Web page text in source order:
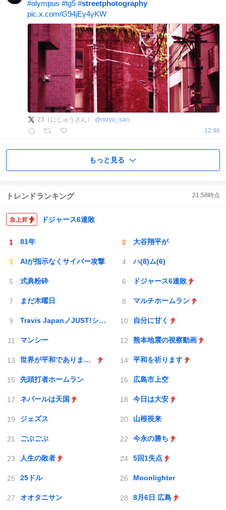
#olympus #tg5 #streetphotography
pic.x.com/G94jEy4yKW
23（にじゅうさん） @nizyu_san
12:46
もっと見る
トレンドランキング 21:58時点
ドジャース6連敗
81年 大谷翔平が
AIが指示なくサイバー攻撃 ハ(8)ム(6)
式典粉砕 ドジャース6連敗
まだ木曜日 マルチホームラン
Travis JapanノJUST!シン日本遺産 自分に甘く
マンシー 熊本地震の視察動画
世界が平和でありますように 平和を祈ります
先頭打者ホームラン 広島市上空
ネパールは天国 今日は大安
ジェズス 山根視来
ごぶごぶ 今永の勝ち
人生の敗者 5回1失点
25ドル Moonlighter
オオタニサン 8月6日 広島